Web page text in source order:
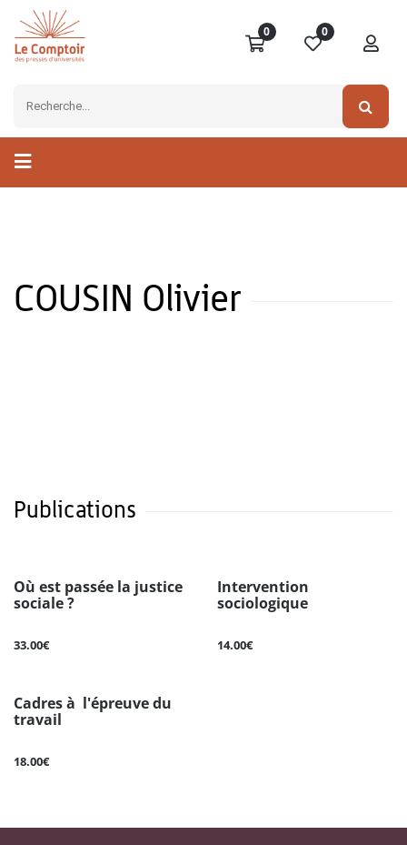
0 0
COUSIN Olivier
Publications
Où est passée la justice
sociale ?
33.00€
Intervention
sociologique
14.00€
Cadres à l'épreuve du
travail
18.00€